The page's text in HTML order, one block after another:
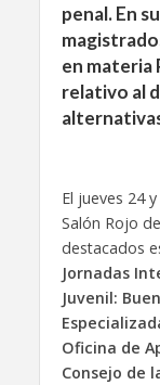
penal. En
en materia
relativo al
El jueves 24
Salón Rojo
destacados
Jornadas
Juvenil:
Oficina de
Consejo de